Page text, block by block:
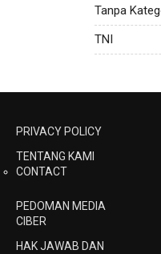
Tanpa
TNI
PRIVACY POLICY
TENTANG KAMI
CONTACT
PEDOMAN MEDIA
CIBER
HAK JAWAB DAN